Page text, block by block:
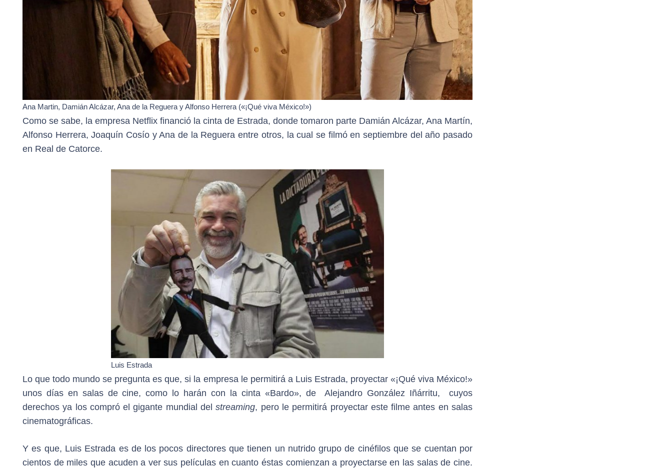
Ana Martin, Damián Alcázar, Ana de la Reguera y Alfonso Herrera («¡Qué viva México!»)
Como se sabe, la empresa Netflix financió la cinta de Estrada, donde tomaron parte Damián Alcázar, Ana Martín,
Alfonso Herrera, Joaquín Cosío y Ana de la Reguera entre otros, la cual se filmó en septiembre del año pasado
en Real de Catorce.
Luis Estrada
Lo que todo mundo se pregunta es que, si la empresa le permitirá a Luis Estrada, proyectar «¡Qué viva México!»
unos días en salas de cine, como lo harán con la cinta «Bardo», de Alejandro González Iñárritu, cuyos
derechos ya los compró el gigante mundial delstreaming, pero le permitirá proyectar este filme antes en salas
cinematográficas.
Y es que, Luis Estrada es de los pocos directores que tienen un nutrido grupo de cinéfilos que se cuentan por
cientos de miles que acuden a ver sus películas en cuanto éstas comienzan a proyectarse en las salas de cine.